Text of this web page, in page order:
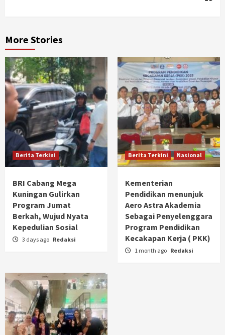
More Stories
Berita Terkini
BRI Cabang Mega
Kuningan Gulirkan
Program Jumat
Berkah, Wujud Nyata
Kepedulian Sosial
3 days ago Redaksi
Berita Terkini Nasional
Kementerian
Pendidikan menunjuk
Aero Astra Akademia
Sebagai Penyelenggara
Program Pendidikan
Kecakapan Kerja ( PKK)
1 month ago Redaksi